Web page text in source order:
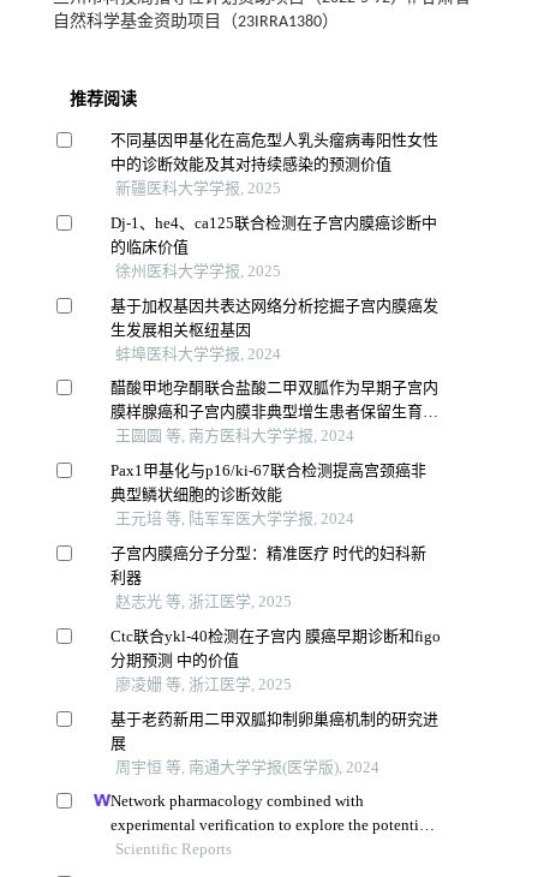
自然科学基金资助项目（23IRRA1380）